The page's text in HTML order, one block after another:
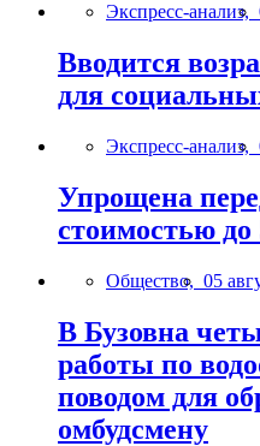
Экспресс-анализ,
Вводится
для
Экспресс-анализ,
Упрощена
стоимостью до
Общество, 05
В Бузовна
работы по
поводом для
омбудсмену